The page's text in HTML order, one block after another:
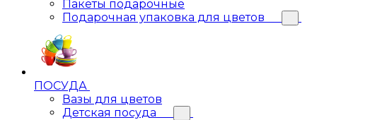
Пакеты подарочные
Подарочная упаковка для цветов
ПОСУДА
Вазы для цветов
Детская посуда